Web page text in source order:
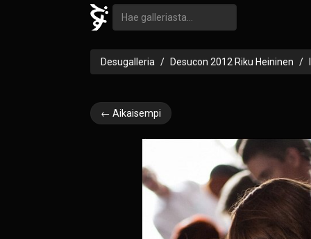
Desugalleria Desucon 2012 Riku Heininen
← Aikaisempi